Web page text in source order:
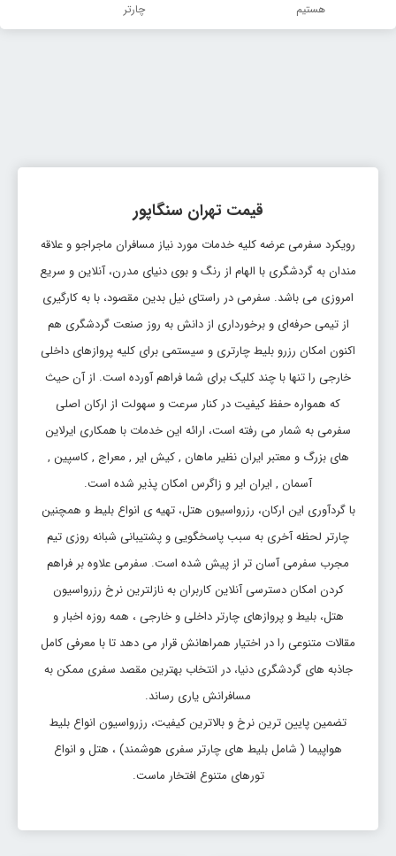
هستیم
چارتر
قیمت تهران سنگاپور
رویکرد سفرمی عرضه کلیه خدمات مورد نیاز مسافران ماجراجو و علاقه
مندان به گردشگری با الهام از رنگ و بوی دنیای مدرن، آنلاین و سریع
امروزی می باشد. سفرمی در راستای نیل بدین مقصود، با به کارگیری
از تیمی حرفه‌ای و برخورداری از دانش به روز صنعت گردشگری هم
اکنون امکان رزرو بلیط چارتری و سیستمی برای کلیه پروازهای داخلی
خارجی را تنها با چند کلیک برای شما فراهم آورده است. از آن حیث
که همواره حفظ کیفیت در کنار سرعت و سهولت از ارکان اصلی
سفرمی به شمار می رفته است، ارائه این خدمات با همکاری ایرلاین
های بزرگ و معتبر ایران نظیر ماهان , کیش ایر , معراج , کاسپین ,
آسمان , ایران ایر و زاگرس امکان پذیر شده است.
با گردآوری این ارکان، رزرواسیون هتل، تهیه ی انواع بلیط و همچنین
چارتر لحظه آخری به سبب پاسخگویی و پشتیبانی شبانه روزی تیم
مجرب سفرمی آسان تر از پیش شده است. سفرمی علاوه بر فراهم
کردن امکان دسترسی آنلاین کاربران به نازلترین نرخ رزرواسیون
هتل، بلیط و پروازهای چارتر داخلی و خارجی ، همه روزه اخبار و
مقالات متنوعی را در اختیار همراهانش قرار می دهد تا با معرفی کامل
جاذبه های گردشگری دنیا، در انتخاب بهترین مقصد سفری ممکن به
مسافرانش یاری رساند.
تضمین پایین ترین نرخ و بالاترین کیفیت، رزرواسیون انواع بلیط
هواپیما ( شامل بلیط های چارتر سفری هوشمند) ، هتل و انواع
تورهای متنوع افتخار ماست.